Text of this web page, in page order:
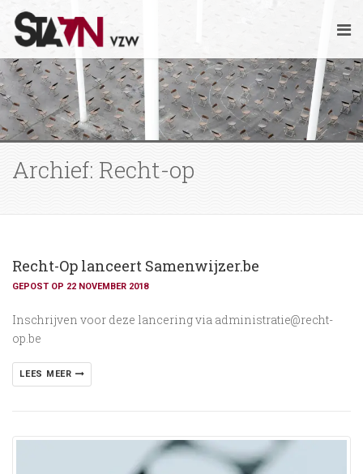
Archief: Recht-op
Recht-Op lanceert Samenwijzer.be
GEPOST OP 22 NOVEMBER 2018
Inschrijven voor deze lancering via administratie@recht-
op.be
LEES MEER